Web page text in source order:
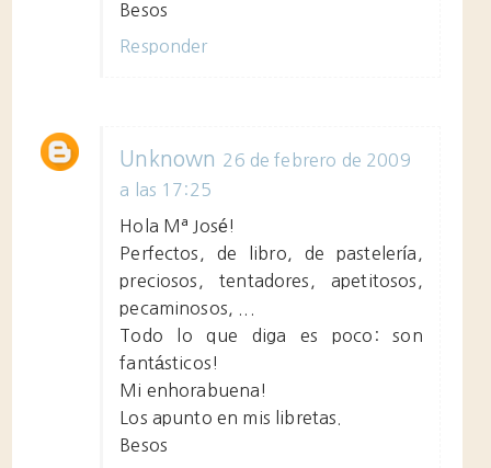
Besos
Responder
Unknown 26 de febrero de 2009
a las 17:25
Hola Mª José!
Perfectos, de libro, de pastelería,
preciosos, tentadores, apetitosos,
pecaminosos, ...
Todo lo que diga es poco: son
fantásticos!
Mi enhorabuena!
Los apunto en mis libretas.
Besos